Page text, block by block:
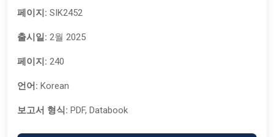
페이지: SIK2452
출시일: 2월 2025
페이지: 240
언어: Korean
보고서 형식: PDF, Databook